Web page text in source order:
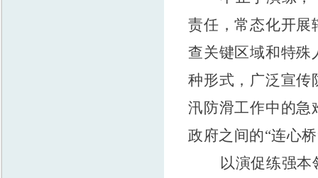
责任，常态化开展
查关键区域和特殊
种形式，广泛宣传
汛防滑工作中的急
政府之间的“连心
以演促练强